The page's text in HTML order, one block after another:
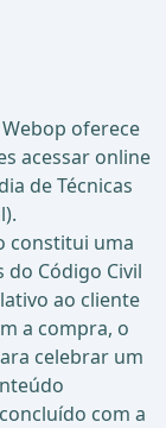
oferece
acessar online
de Técnicas
constitui uma
Código Civil
ao cliente
a compra, o
celebrar um
com a